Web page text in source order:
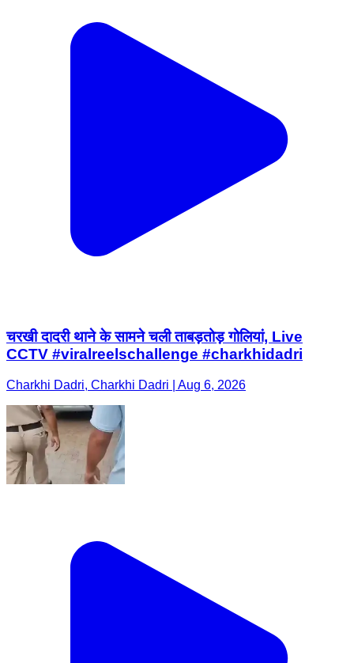
चरखी दादरी थाने के सामने चली ताबड़तोड़ गोलियां, Live